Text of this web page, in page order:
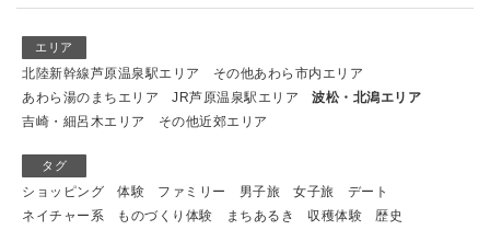
エリア
北陸新幹線芦原温泉駅エリア
その他あわら市内エリア
あわら湯のまちエリア
JR芦原温泉駅エリア
波松・北潟エリア
吉崎・細呂木エリア
その他近郊エリア
タグ
ショッピング 体験 ファミリー 男子旅 女子旅
デート
ネイチャー系
ものづくり体験 まちあるき 収穫体験
歴史